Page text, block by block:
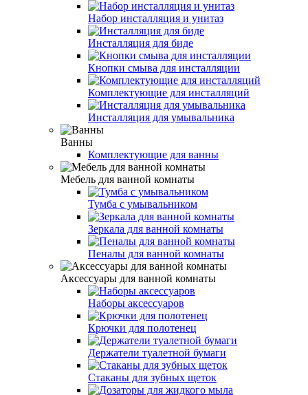
Набор инсталляция и унитаз
Инсталляция для биде
Кнопки смыва для инсталляции
Комплектующие для инсталляций
Инсталляция для умывальника
Ванны
Комплектующие для ванны
Мебель для ванной комнаты
Тумба с умывальником
Зеркала для ванной комнаты
Пеналы для ванной комнаты
Аксессуары для ванной комнаты
Наборы аксессуаров
Крючки для полотенец
Держатели туалетной бумаги
Стаканы для зубных щеток